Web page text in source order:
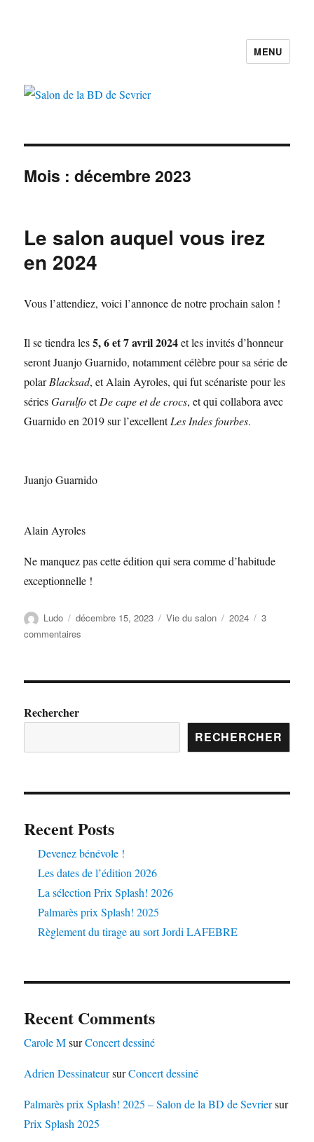
MENU
Mois :décembre 2023
Le salon auquel vous irez
en 2024
Vous l’attendiez, voici l’annonce de notre prochain salon !
Il se tiendra les5, 6 et 7 avril 2024et les invités d’honneur
seront Juanjo Guarnido, notamment célèbre pour sa série de
polarBlacksad, et Alain Ayroles, qui fut scénariste pour les
sériesGarulfoetDe cape et de crocs, et qui collabora avec
Guarnido en 2019 sur l’excellentLes Indes fourbes.
Juanjo Guarnido
Alain Ayroles
Ne manquez pas cette édition qui sera comme d’habitude
exceptionnelle !
Ludo décembre 15, 2023 Vie du salon 2024
3
commentaires
Rechercher
RECHERCHER
Recent Posts
Devenez bénévole !
Les dates de l’édition 2026
La sélection Prix Splash! 2026
Palmarès prix Splash! 2025
Règlement du tirage au sort Jordi LAFEBRE
Recent Comments
Carole MsurConcert dessiné
Adrien DessinateursurConcert dessiné
Palmarès prix Splash! 2025 – Salon de la BD de Sevriersur
Prix Splash 2025